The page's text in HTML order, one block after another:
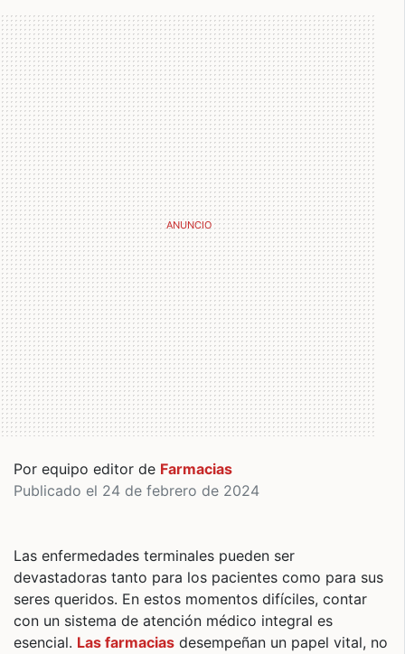
Por equipo editor de Farmacias
Publicado el 24 de febrero de 2024
Las enfermedades terminales pueden ser
devastadoras tanto para los pacientes como para sus
seres queridos. En estos momentos difíciles, contar
con un sistema de atención médico integral es
esencial. Las farmacias desempeñan un papel vital, no